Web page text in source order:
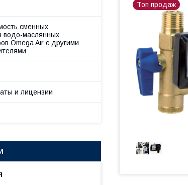
Топ продаж
сменных
водо-маслянных
Omega Air с другими
и лицензии